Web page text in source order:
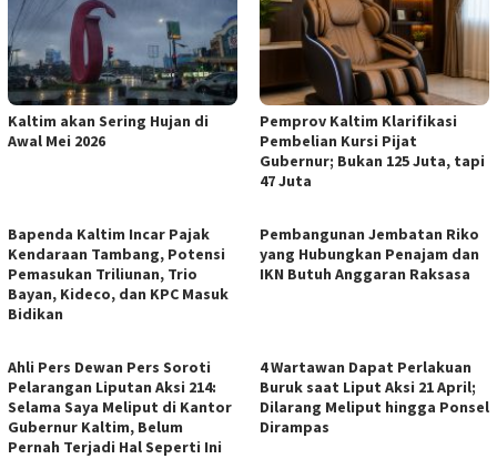
Kaltim akan Sering Hujan di
Awal Mei 2026
Pemprov Kaltim Klarifikasi
Pembelian Kursi Pijat
Gubernur; Bukan 125 Juta, tapi
47 Juta
Bapenda Kaltim Incar Pajak
Kendaraan Tambang, Potensi
Pemasukan Triliunan, Trio
Bayan, Kideco, dan KPC Masuk
Bidikan
Pembangunan Jembatan Riko
yang Hubungkan Penajam dan
IKN Butuh Anggaran Raksasa
Ahli Pers Dewan Pers Soroti
Pelarangan Liputan Aksi 214:
Selama Saya Meliput di Kantor
Gubernur Kaltim, Belum
Pernah Terjadi Hal Seperti Ini
4 Wartawan Dapat Perlakuan
Buruk saat Liput Aksi 21 April;
Dilarang Meliput hingga Ponsel
Dirampas